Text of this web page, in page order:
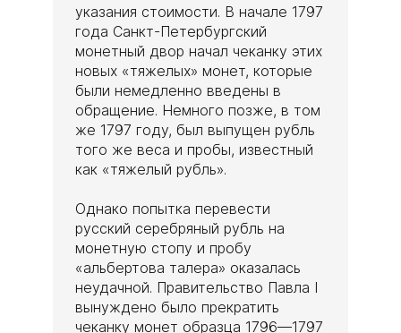
указания стоимости. В начале 1797
года Санкт-Петербургский
монетный двор начал чеканку этих
новых «тяжелых» монет, которые
были немедленно введены в
обращение. Немного позже, в том
же 1797 году, был выпущен рубль
того же веса и пробы, известный
как «тяжелый рубль».
Однако попытка перевести
русский серебряный рубль на
монетную стопу и пробу
«альбертова талера» оказалась
неудачной. Правительство Павла I
вынуждено было прекратить
чеканку монет образца 1796—1797